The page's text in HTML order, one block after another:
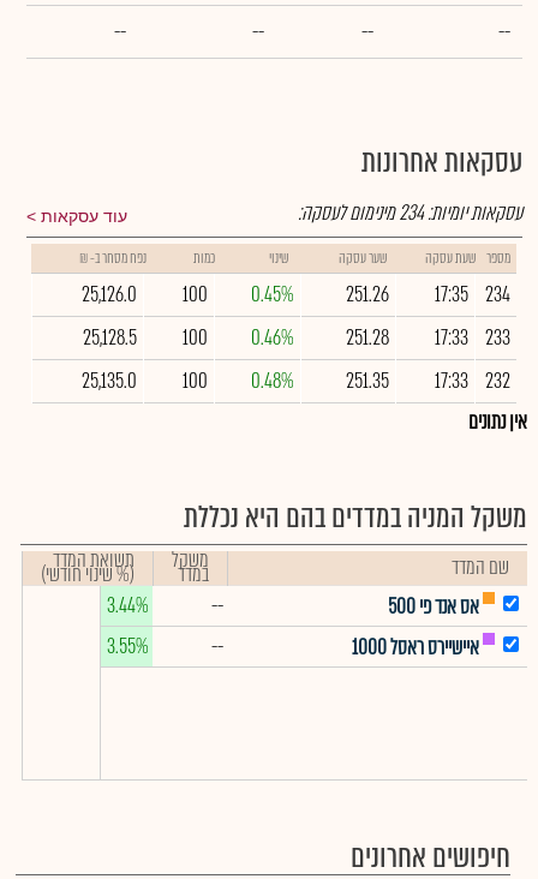
--
--
--
--
עסקאות אחרונות
עוד עסקאות עסקאות יומיות:234מינימום לעסקה:
מספר שעת עסקה שער עסקה שינוי כמות נפח מסחר ב- ₪
234
17:35
251.26
0.45%
100
25,126.0
233
17:33
251.28
0.46%
100
25,128.5
232
17:33
251.35
0.48%
100
25,135.0
אין נתונים
משקל המניה במדדים בהם היא נכללת
שם המדד משקל
במדד תשואת המדד
(% שינוי חודשי)
אס אנד פי 500
--
3.44%
איישיירס ראסל 1000
--
3.55%
חיפושים אחרונים